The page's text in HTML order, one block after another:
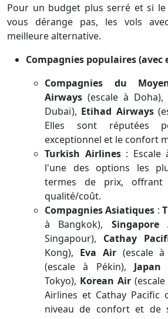
Pour un budget plus serré et si
vous dérange pas, les vols
meilleure alternative.
Compagnies populaires (avec
Compagnies du
Airways (escale à Doha),
Dubaï), Etihad Airways
Elles sont réputées
exceptionnel et le confort
Turkish Airlines: Escale
l'une des options les
termes de prix,
qualité/coût.
Compagnies Asiatiques :
à Bangkok), Singapore
Singapour), Cathay
Kong), Eva Air(escale
(escale à Pékin), Japan
Tokyo), Korean Air(escale
Airlines et Cathay Pacific
niveau de confort et de